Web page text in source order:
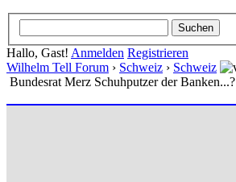
Hallo, Gast! Anmelden Registrieren
Wilhelm Tell Forum › Schweiz › Schweiz
Bundesrat Merz Schuhputzer der Banken...?